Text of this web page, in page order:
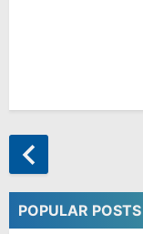
POPULAR POSTS